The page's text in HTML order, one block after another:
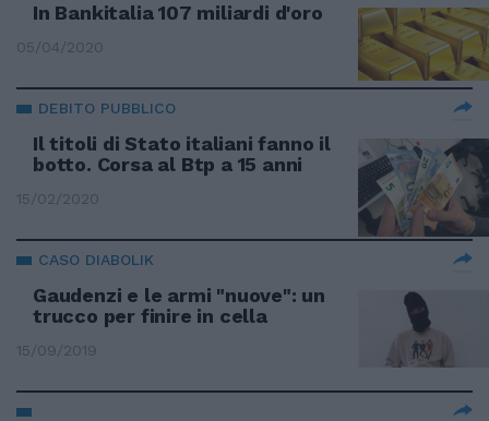
In Bankitalia 107 miliardi d'oro
05/04/2020
DEBITO PUBBLICO
Il titoli di Stato italiani fanno il
botto. Corsa al Btp a 15 anni
15/02/2020
CASO DIABOLIK
Gaudenzi e le armi "nuove": un
trucco per finire in cella
15/09/2019